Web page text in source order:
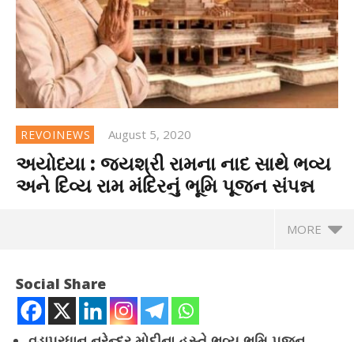
REVOINEWS August 5, 2020
અયોધ્યા : જયશ્રી રામના નાદ સાથે ભવ્ય
અને દિવ્ય રામ મંદિરનું ભૂમિ પૂજન સંપન્ન
MORE
Social Share